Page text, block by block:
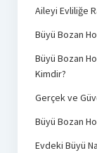
Aileyi Evliliğe
Büyü Bozan
Büyü Bozan
Kimdir?
Gerçek ve
Büyü Bozan
Evdeki Büyü